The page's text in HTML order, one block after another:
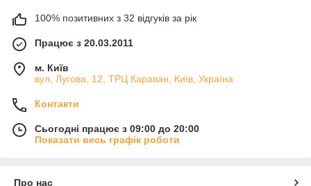
100% позитивних з 32 відгуків за рік
Працює з 20.03.2011
м. Київ
вул, Лугова, 12, ТРЦ Караван, Київ, Україна
Контакти
Сьогодні працює з 09:00 до 20:00
Показати весь графік роботи
Про нас